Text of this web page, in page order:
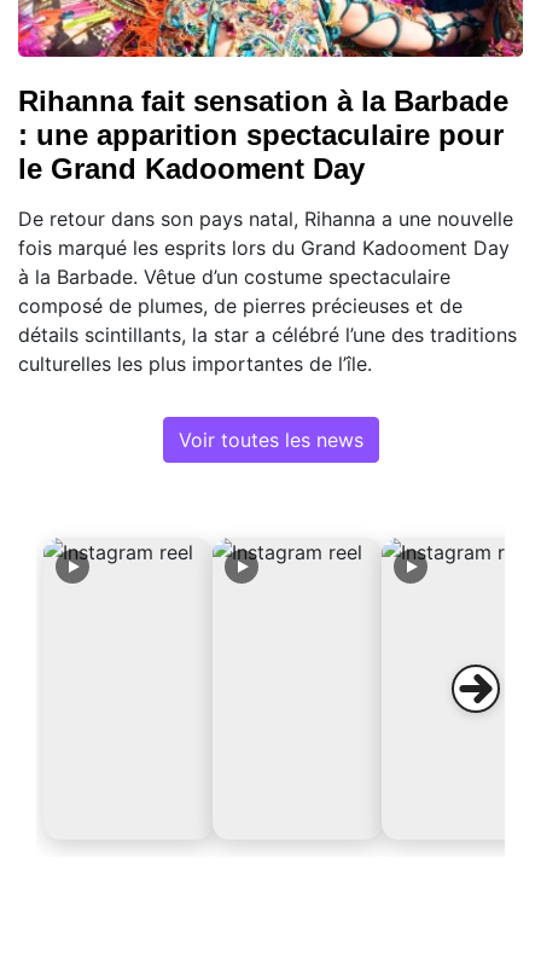
Rihanna fait sensation à la Barbade
: une apparition spectaculaire pour
le Grand Kadooment Day
De retour dans son pays natal, Rihanna a une nouvelle
fois marqué les esprits lors du Grand Kadooment Day
à la Barbade. Vêtue d’un costume spectaculaire
composé de plumes, de pierres précieuses et de
détails scintillants, la star a célébré l’une des traditions
culturelles les plus importantes de l’île.
Voir toutes les news